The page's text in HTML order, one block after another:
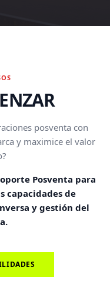
posventa con
y maximice el valor
Posventa para
capacidades de
y gestión del